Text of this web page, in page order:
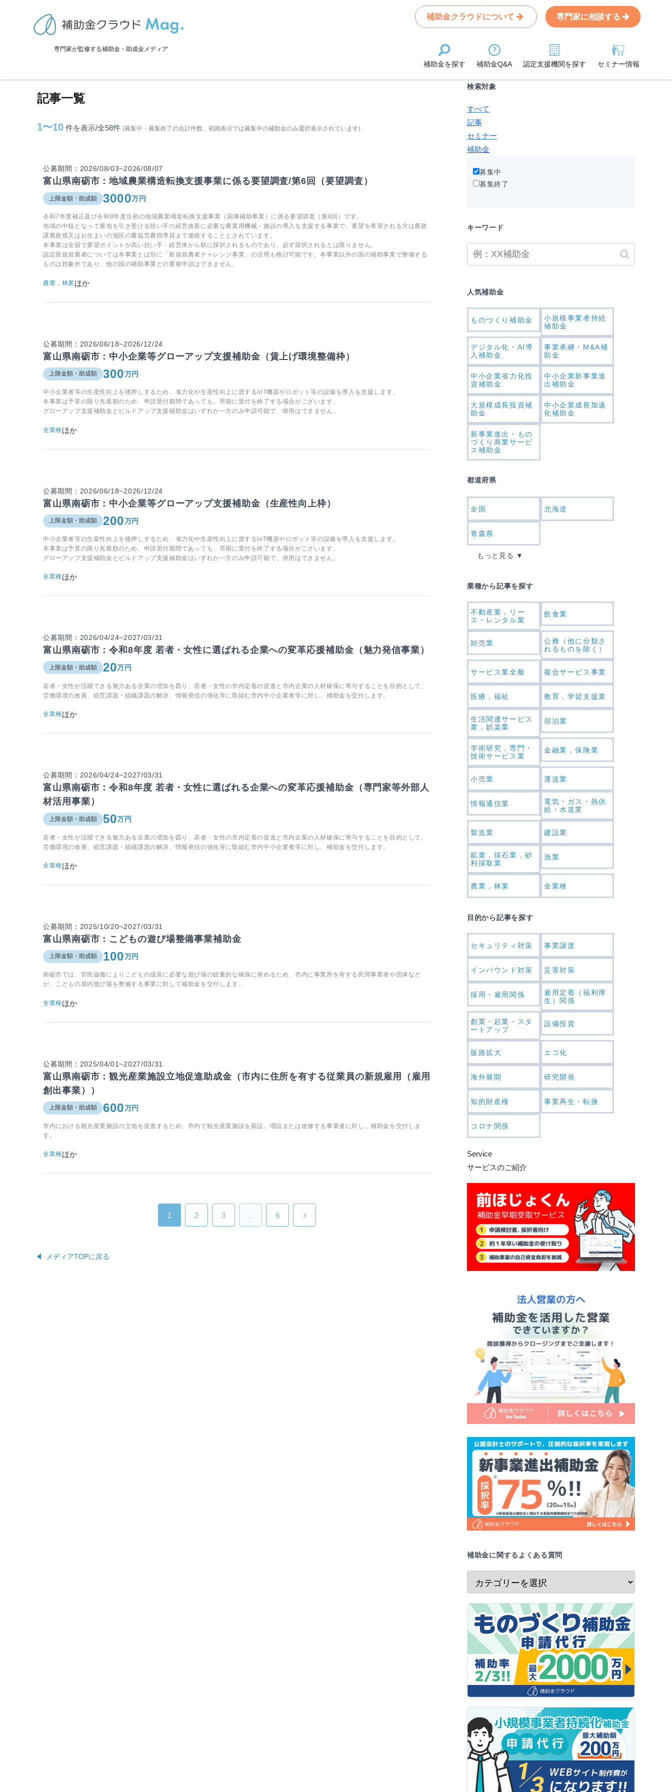
専門家が監修する補助金・助成金メディア
補助金クラウドについて 専門家に相談する
補助金を探す 補助金Q&A 認定支援機関を探す セミナー情報
>補助金・助成金詳細
南砺市に関連する記事
記事一覧
1〜10 件を表示/全58件 (募集中・募集終了の合計件数。初期表示では募集中の補助金のみ選択表示されています)
公募期間：2026/08/03~2026/08/07
富山県南砺市：地域農業構造転換支援事業に係る要望調査/第6回（要望調査）
上限金額・助成額 3000万円
令和7年度補正及び令和8年度当初の地域農業構造転換支援事業（国庫補助事業）に係る要望調査（第6回）です。
地域の中核となって農地を引き受ける担い手の経営改善に必要な農業用機械・施設の導入を支援する事業で、要望を希望される方は農政
課農政係又はお住まいの地区の農協営農指導員まで連絡することとされています。
本事業は全国で要望ポイントが高い担い手・経営体から順に採択されるものであり、必ず採択されるとは限りません。
認定新規就農者については本事業とは別に「新規就農者チャレンジ事業」の活用も検討可能です。本事業以外の国の補助事業で整備する
ものは対象外であり、他の国の補助事業との重複申請はできません。
農業，林業ほか
公募期間：2026/06/18~2026/12/24
富山県南砺市：中小企業等グローアップ支援補助金（賃上げ環境整備枠）
上限金額・助成額 300万円
中小企業者等の生産性向上を後押しするため、省力化や生産性向上に資するIoT機器やロボット等の設備を導入を支援します。
本事業は予算の限り先着順のため、申請受付期間であっても、早期に受付を終了する場合がございます。
グローアップ支援補助金とビルドアップ支援補助金はいずれか一方のみ申請可能で、併用はできません。
全業種ほか
公募期間：2026/06/18~2026/12/24
富山県南砺市：中小企業等グローアップ支援補助金（生産性向上枠）
上限金額・助成額 200万円
中小企業者等の生産性向上を後押しするため、省力化や生産性向上に資するIoT機器やロボット等の設備を導入を支援します。
本事業は予算の限り先着順のため、申請受付期間であっても、早期に受付を終了する場合がございます。
グローアップ支援補助金とビルドアップ支援補助金はいずれか一方のみ申請可能で、併用はできません。
全業種ほか
公募期間：2026/04/24~2027/03/31
富山県南砺市：令和8年度 若者・女性に選ばれる企業への変革応援補助金（魅力発信事業）
上限金額・助成額 20万円
若者・女性が活躍できる魅力ある企業の増加を図り、若者・女性の市内定着の促進と市内企業の人材確保に寄与することを目的として、
労働環境の改善、経営課題・組織課題の解決、情報発信の強化等に取組む市内中小企業者等に対し、補助金を交付します。
全業種ほか
公募期間：2026/04/24~2027/03/31
富山県南砺市：令和8年度 若者・女性に選ばれる企業への変革応援補助金（専門家等外部人
材活用事業）
上限金額・助成額 50万円
若者・女性が活躍できる魅力ある企業の増加を図り、若者・女性の市内定着の促進と市内企業の人材確保に寄与することを目的として、
労働環境の改善、経営課題・組織課題の解決、情報発信の強化等に取組む市内中小企業者等に対し、補助金を交付します。
全業種ほか
公募期間：2025/10/20~2027/03/31
富山県南砺市：こどもの遊び場整備事業補助金
上限金額・助成額 100万円
南砺市では、官民協働によりこどもの成長に必要な遊び場の総量的な確保に努めるため、市内に事業所を有する民間事業者や団体など
が、こどもの屋内遊び場を整備する事業に対して補助金を交付します。
全業種ほか
公募期間：2025/04/01~2027/03/31
富山県南砺市：観光産業施設立地促進助成金（市内に住所を有する従業員の新規雇用（雇用
創出事業））
上限金額・助成額 600万円
市内における観光産業施設の立地を促進するため、市内で観光産業施設を新設、増設または改修する事業者に対し、補助金を交付しま
す。
全業種ほか
1 2 3 … 6
メディアTOPに戻る
Search
条件から記事を探す
検索対象
すべて
記事
セミナー
補助金
募集中
募集終了
キーワード
人気補助金
ものづくり補助金
小規模事業者持続
補助金
デジタル化・AI導
入補助金
事業承継・M&A補
助金
中小企業省力化投
資補助金
中小企業新事業進
出補助金
大規模成長投資補
助金
中小企業成長加速
化補助金
新事業進出・もの
づくり商業サービ
ス補助金
都道府県
全国 北海道
青森県
もっと見る
業種から記事を探す
不動産業，リー
ス・レンタル業
飲食業
卸売業
公務（他に分類さ
れるものを除く）
サービス業全般 複合サービス事業
医療，福祉 教育，学習支援業
生活関連サービス
業，娯楽業
宿泊業
学術研究，専門・
技術サービス業
金融業，保険業
小売業 運送業
情報通信業
電気・ガス・熱供
給・水道業
製造業 建設業
鉱業，採石業，砂
利採取業
漁業
農業，林業 全業種
目的から記事を探す
セキュリティ対策 事業譲渡
インバウンド対策 災害対策
採用・雇用関係
雇用定着（福利厚
生）関係
創業・起業・スタ
ートアップ
設備投資
販路拡大 エコ化
海外展開 研究開発
知的財産権 事業再生・転換
コロナ関係
Service
サービスのご紹介
補助金に関するよくある質問